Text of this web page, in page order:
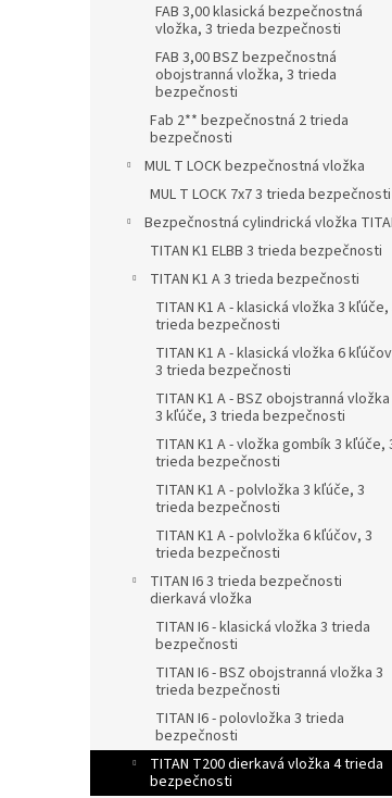
FAB 3,00 klasická bezpečnostná
vložka, 3 trieda bezpečnosti
FAB 3,00 BSZ bezpečnostná
obojstranná vložka, 3 trieda
bezpečnosti
Fab 2** bezpečnostná 2 trieda
bezpečnosti
MUL T LOCK bezpečnostná vložka
MUL T LOCK 7x7 3 trieda bezpečnosti
Bezpečnostná cylindrická vložka
TITAN K1 ELBB 3 trieda bezpečnosti
TITAN K1 A 3 trieda bezpečnosti
TITAN K1 A - klasická vložka 3 kľúče,
trieda bezpečnosti
TITAN K1 A - klasická vložka 6
3 trieda bezpečnosti
TITAN K1 A - BSZ obojstranná vložka
3 kľúče, 3 trieda bezpečnosti
TITAN K1 A - vložka gombík 3 kľúče,
trieda bezpečnosti
TITAN K1 A - polvložka 3 kľúče, 3
trieda bezpečnosti
TITAN K1 A - polvložka 6 kľúčov, 3
trieda bezpečnosti
TITAN I6 3 trieda bezpečnosti
dierkavá vložka
TITAN I6 - klasická vložka 3 trieda
bezpečnosti
TITAN I6 - BSZ obojstranná vložka 3
trieda bezpečnosti
TITAN I6 - polovložka 3 trieda
bezpečnosti
TITAN T200 dierkavá vložka 4 trieda
bezpečnosti